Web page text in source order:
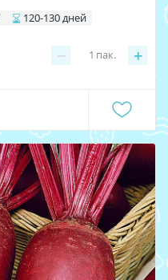
120-130 дней
− +
1 пак.